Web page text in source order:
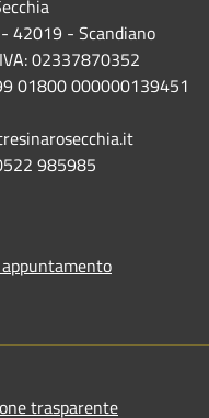
42019 - Scandiano
02337870352
01800 000000139451
985985
trasparente